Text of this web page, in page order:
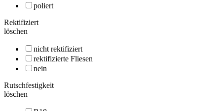
poliert
Rektifiziert
löschen
nicht rektifiziert
rektifizierte Fliesen
nein
Rutschfestigkeit
löschen